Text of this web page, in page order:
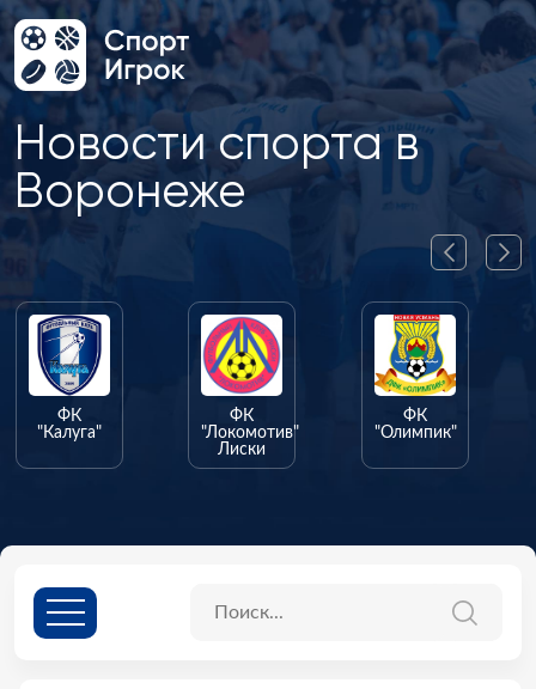
Новости спорта в
Воронеже
ФК
"Калуга"
ФК
"Локомотив"
Лиски
ФК
"Олимпик"